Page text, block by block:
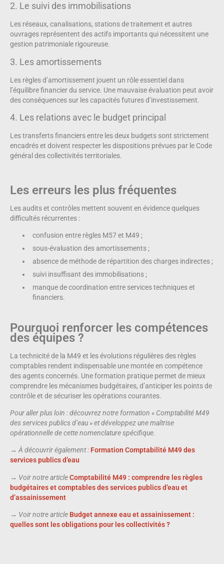
2. Le suivi des immobilisations
Les réseaux, canalisations, stations de traitement et autres
ouvrages représentent des actifs importants qui nécessitent une
gestion patrimoniale rigoureuse.
3. Les amortissements
Les règles d’amortissement jouent un rôle essentiel dans
l’équilibre financier du service. Une mauvaise évaluation peut avoir
des conséquences sur les capacités futures d’investissement.
4. Les relations avec le budget principal
Les transferts financiers entre les deux budgets sont strictement
encadrés et doivent respecter les dispositions prévues par le Code
général des collectivités territoriales.
Les erreurs les plus fréquentes
Les audits et contrôles mettent souvent en évidence quelques
difficultés récurrentes :
confusion entre règles M57 et M49 ;
sous-évaluation des amortissements ;
absence de méthode de répartition des charges indirectes ;
suivi insuffisant des immobilisations ;
manque de coordination entre services techniques et
financiers.
Pourquoi renforcer les compétences
des équipes ?
La technicité de la M49 et les évolutions régulières des règles
comptables rendent indispensable une montée en compétence
des agents concernés. Une formation pratique permet de mieux
comprendre les mécanismes budgétaires, d’anticiper les points de
contrôle et de sécuriser les opérations courantes.
Pour aller plus loin : découvrez notre formation « Comptabilité M49
des services publics d’eau » et développez une maîtrise
opérationnelle de cette nomenclature spécifique.
→ À découvrir également : Formation Comptabilité M49 des
services publics d’eau
→ Voir notre articleComptabilité M49 : comprendre les règles
budgétaires et comptables des services publics d’eau et
d’assainissement
→ Voir notre article Budget annexe eau et assainissement :
quelles sont les obligations pour les collectivités ?